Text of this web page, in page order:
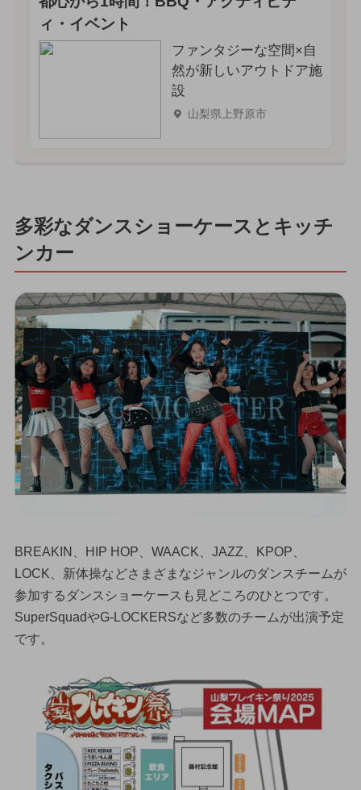
ィ・イベント
ファンタジーな空間×自
然が新しいアウトドア施
設
山梨県上野原市
多彩なダンスショーケースとキッチ
ンカー
BREAKIN、HIP HOP、WAACK、JAZZ、KPOP、
LOCK、新体操などさまざまなジャンルのダンスチームが
参加するダンスショーケースも見どころのひとつです。
SuperSquadやG-LOCKERSなど多数のチームが出演予定
です。